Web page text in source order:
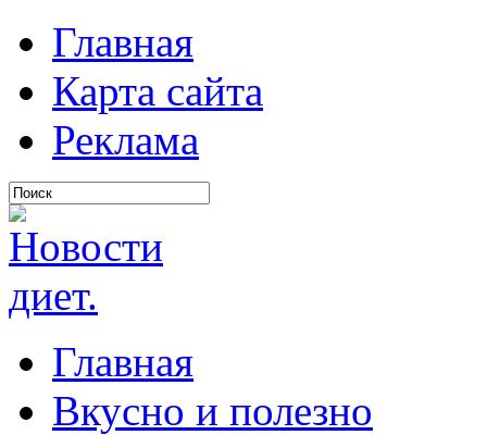
Главная
Карта сайта
Реклама
Главная
Вкусно и полезно